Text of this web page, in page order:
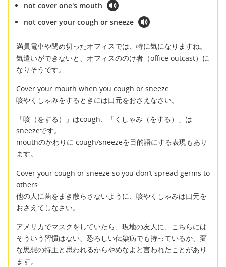
not cover one's mouth
not cover your cough or sneeze
満員電車や閉め切ったオフィスでは、特に気になりますね。
気遣いができないと、オフィスののけ者（office outcast）に
なりそうです。
Cover your mouth when you cough or sneeze.
咳やくしゃみをするときには口元をおさえなさい。
「咳（をする）」はcough、「くしゃみ（をする）」は
sneezeです。
mouthのかわりに cough/sneezeを目的語にする表現もあり
ます。
Cover your cough or sneeze so you don’t spread germs to
others.
他の人に菌をまき散らさないように、咳やくしゃみは口元を
おさえてしなさい。
アメリカでマスクをしていたら、現地の友人に、こちらには
そういう習慣はない、恐ろしい伝染病でも持っているか、変
な思想の持主と思われるからやめなよと言われたことがあり
ます。